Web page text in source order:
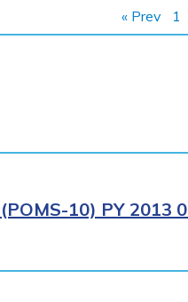
« Prev 1
10) PY 2013